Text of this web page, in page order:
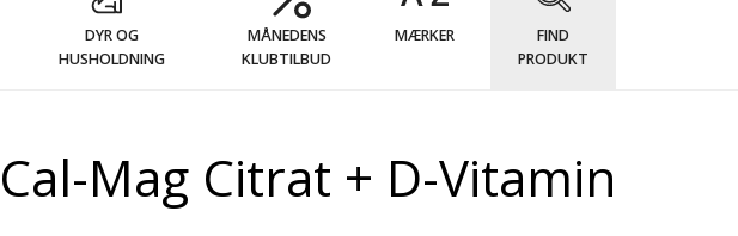
DYR OG
HUSHOLDNING
MÅNEDENS
KLUBTILBUD
MÆRKER
FIND
PRODUKT
Mag Citrat + D-Vitamin